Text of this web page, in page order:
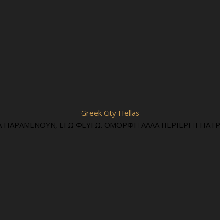
Greek City Hellas
ΠΑΡΑΜΕΝΟΥΝ, ΕΓΩ ΦΕΥΓΩ. ΟΜΟΡΦΗ ΑΛΛΑ ΠΕΡΙΕΡΓΗ